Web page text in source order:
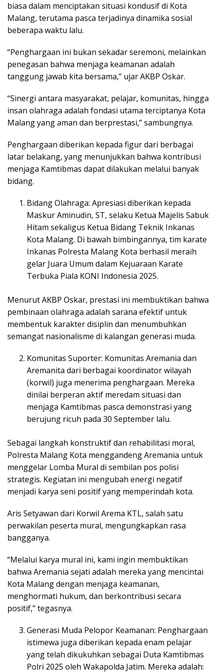
biasa dalam menciptakan situasi kondusif di Kota
Malang, terutama pasca terjadinya dinamika sosial
beberapa waktu lalu.
“Penghargaan ini bukan sekadar seremoni, melainkan
penegasan bahwa menjaga keamanan adalah
tanggung jawab kita bersama,” ujar AKBP Oskar.
“Sinergi antara masyarakat, pelajar, komunitas, hingga
insan olahraga adalah fondasi utama terciptanya Kota
Malang yang aman dan berprestasi,” sambungnya.
Penghargaan diberikan kepada figur dari berbagai
latar belakang, yang menunjukkan bahwa kontribusi
menjaga Kamtibmas dapat dilakukan melalui banyak
bidang.
Bidang Olahraga: Apresiasi diberikan kepada
Maskur Aminudin, ST, selaku Ketua Majelis Sabuk
Hitam sekaligus Ketua Bidang Teknik Inkanas
Kota Malang. Di bawah bimbingannya, tim karate
Inkanas Polresta Malang Kota berhasil meraih
gelar Juara Umum dalam Kejuaraan Karate
Terbuka Piala KONI Indonesia 2025.
Menurut AKBP Oskar, prestasi ini membuktikan bahwa
pembinaan olahraga adalah sarana efektif untuk
membentuk karakter disiplin dan menumbuhkan
semangat nasionalisme di kalangan generasi muda.
Komunitas Suporter: Komunitas Aremania dan
Aremanita dari berbagai koordinator wilayah
(korwil) juga menerima penghargaan. Mereka
dinilai berperan aktif meredam situasi dan
menjaga Kamtibmas pasca demonstrasi yang
berujung ricuh pada 30 September lalu.
Sebagai langkah konstruktif dan rehabilitasi moral,
Polresta Malang Kota menggandeng Aremania untuk
menggelar Lomba Mural di sembilan pos polisi
strategis. Kegiatan ini mengubah energi negatif
menjadi karya seni positif yang memperindah kota.
Aris Setyawan dari Korwil Arema KTL, salah satu
perwakilan peserta mural, mengungkapkan rasa
bangganya.
“Melalui karya mural ini, kami ingin membuktikan
bahwa Aremania sejati adalah mereka yang mencintai
Kota Malang dengan menjaga keamanan,
menghormati hukum, dan berkontribusi secara
positif,” tegasnya.
Generasi Muda Pelopor Keamanan: Penghargaan
istimewa juga diberikan kepada enam pelajar
yang telah dikukuhkan sebagai Duta Kamtibmas
Polri 2025 oleh Wakapolda Jatim. Mereka adalah: